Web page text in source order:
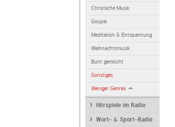
Christliche Musik
Gospel
Meditation & Entspannung
Weihnachtsmusik
Bunt gemischt
Sonstiges
Weniger Genres
Hörspiele im Radio
Wort- & Sport-Radio